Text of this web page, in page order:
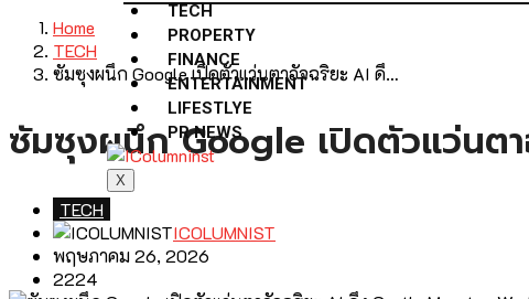
TECH
PROPERTY
FINANCE
ENTERTAINMENT
LIFESTLYE
PR NEWS
X
Home
TECH
ซัมซุงผนึก Google เปิดตัวแว่นตาอัจฉริยะ AI ดึ…
ซัมซุงผนึก Google เปิดตัวแว่นต
TECH
ICOLUMNIST
พฤษภาคม 26, 2026
2224